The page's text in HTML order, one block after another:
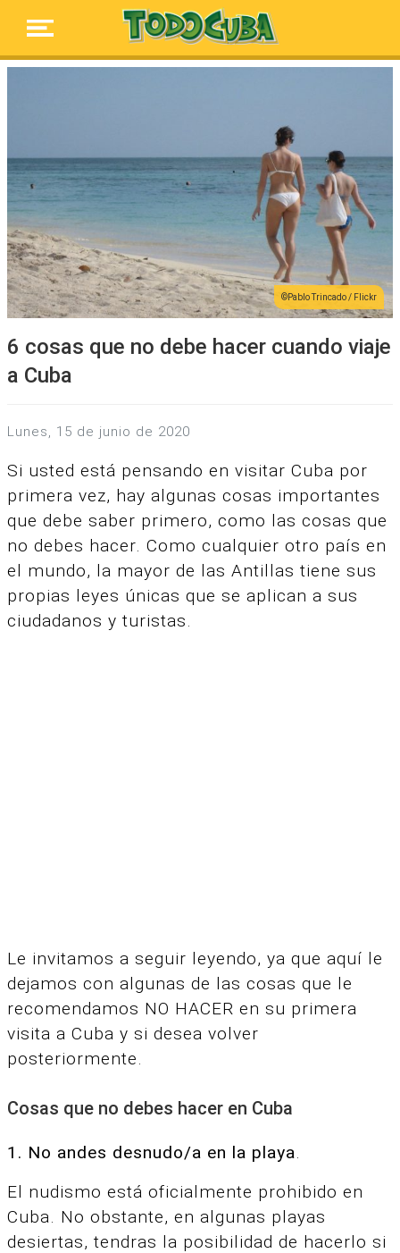
Pablo Trincado / Flickr
6 cosas que no debe hacer cuando viaje
a Cuba
lunes, 15 de junio de 2020
Si usted está pensando en visitar Cuba por
primera vez, hay algunas cosas importantes
que debe saber primero, como las cosas que
no debes hacer. Como cualquier otro país en
el mundo, la mayor de las Antillas tiene sus
propias leyes únicas que se aplican a sus
ciudadanos y turistas.
Le invitamos a seguir leyendo, ya que aquí le
dejamos con algunas de las cosas que le
recomendamos NO HACER en su primera
visita a Cuba y si desea volver
posteriormente.
Cosas que no debes hacer en Cuba
1. No andes desnudo/a en la playa
El nudismo está oficialmente prohibido en
Cuba. No obstante, en algunas playas
desiertas, tendras la posibilidad de hacerlo si